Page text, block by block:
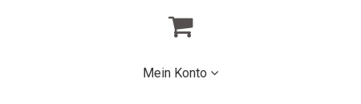
Mein Konto